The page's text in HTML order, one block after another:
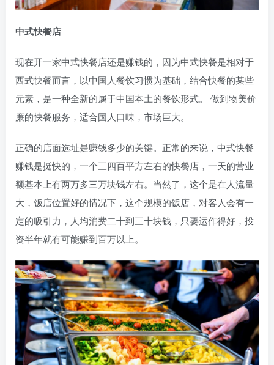
中式快餐店
现在开一家中式快餐店还是赚钱的，因为中式快餐是相对于
西式快餐而言，以中国人餐饮习惯为基础，结合快餐的某些
元素，是一种全新的属于中国本土的餐饮形式。 做到物美价
廉的快餐服务，适合国人口味，市场巨大。
正确的店面选址是赚钱多少的关键。正常的来说，中式快餐
赚钱是挺快的，一个三四百平方左右的快餐店，一天的营业
额基本上有两万多三万块钱左右。当然了，这个是在人流量
大，饭店位置好的情况下，这个规模的饭店，对客人会有一
定的吸引力，人均消费二十到三十块钱，只要运作得好，投
资半年就有可能赚到百万以上。